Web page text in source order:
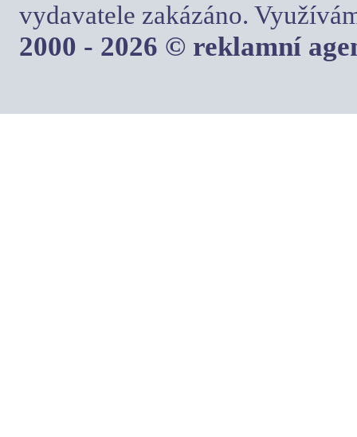
vydavatele zakázáno.
2000 - 2026 © reklamní